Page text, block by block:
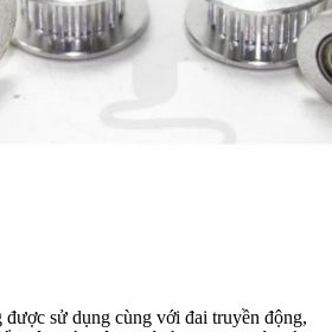
sử dụng cùng với đai truyền động,